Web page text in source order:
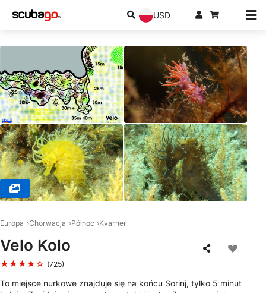
USD
Europa Chorwacja Północ Kvarner
Velo Kolo
★★★★☆ (725)
To miejsce nurkowe znajduje się na końcu Sorinj, tylko 5 minut